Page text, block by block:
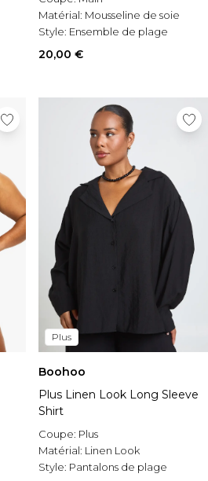
Matérial: Mousseline de soie
Style: Ensemble de plage
20,00 €
Plus
Boohoo
Plus Linen Look Long Sleeve
Shirt
Coupe: Plus
Matérial: Linen Look
Style: Pantalons de plage